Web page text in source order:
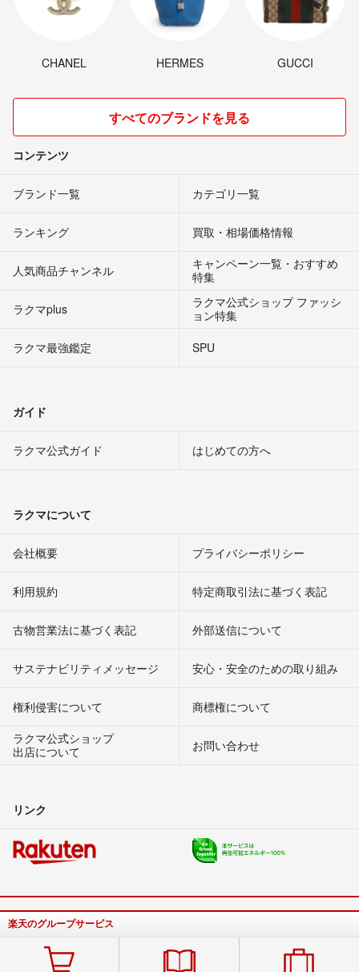
CHANEL HERMES GUCCI
すべてのブランドを見る
コンテンツ
ブランド一覧 カテゴリ一覧
ランキング 買取・相場価格情報
人気商品チャンネル
キャンペーン一覧・おすすめ
特集
ラクマplus
ラクマ公式ショップ ファッシ
ョン特集
ラクマ最強鑑定
SPU
ガイド
ラクマ公式ガイド はじめての方へ
ラクマについて
会社概要 プライバシーポリシー
利用規約 特定商取引法に基づく表記
古物営業法に基づく表記 外部送信について
サステナビリティメッセージ 安心・安全のための取り組み
権利侵害について
商標権について
ラクマ公式ショップ
出店について
お問い合わせ
リンク
楽天のグループサービス